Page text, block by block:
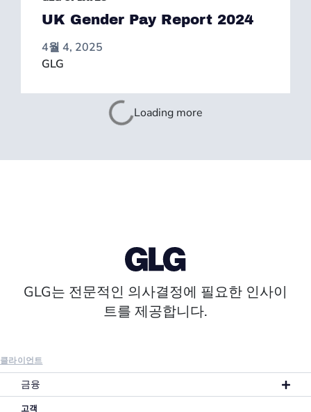
UK Gender Pay Report 2024
4월 4, 2025
GLG
Loading more
GLG는 전문적인 의사결정에 필요한 인사이
트를 제공합니다.
클라이언트
금융
고객